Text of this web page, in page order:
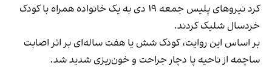
کرد نیروهای پلیس جمعه ۱۹ دی به یک خانواده همراه با کودک
خردسال شلیک کردند.
بر اساس این روایت، کودک شش یا هفت ساله‌ای بر اثر اصابت
ساچمه از ناحیه پا دچار جراحت و خون‌ریزی شدید شد.